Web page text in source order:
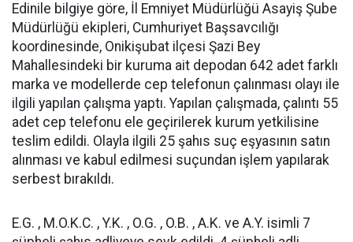
Edinile bilgiye göre, İl Emniyet Müdürlüğü Asayiş Şube
Müdürlüğü ekipleri, Cumhuriyet Başsavcılığı
koordinesinde, Onikişubat ilçesi Şazi Bey
Mahallesindeki bir kuruma ait depodan 642 adet farklı
marka ve modellerde cep telefonun çalınması olayı ile
ilgili yapılan çalışma yaptı. Yapılan çalışmada, çalıntı 55
adet cep telefonu ele geçirilerek kurum yetkilisine
teslim edildi. Olayla ilgili 25 şahıs suç eşyasının satın
alınması ve kabul edilmesi suçundan işlem yapılarak
serbest bırakıldı.
E.G. , M.O.K.C. , Y.K. , O.G. , O.B. , A.K. ve A.Y. isimli 7